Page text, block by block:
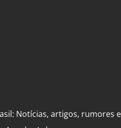
Notícias, artigos, rumores e